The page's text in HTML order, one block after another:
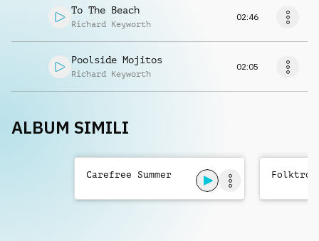
To The Beach
Richard Keyworth
02:46
Poolside Mojitos
Richard Keyworth
02:05
ALBUM SIMILI
Carefree Summer